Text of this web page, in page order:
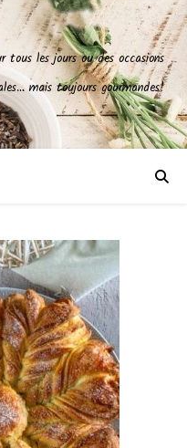
les jours ou des occasions
mais toujours gourmandes!